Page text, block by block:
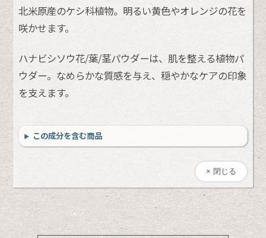
北米原産のケシ科植物。明るい黄色やオレンジの花を
咲かせます。
ハナビシソウ花/葉/茎パウダーは、肌を整える植物パ
ウダー。なめらかな質感を与え、穏やかなケアの印象
を支えます。
この成分を含む商品
閉じる